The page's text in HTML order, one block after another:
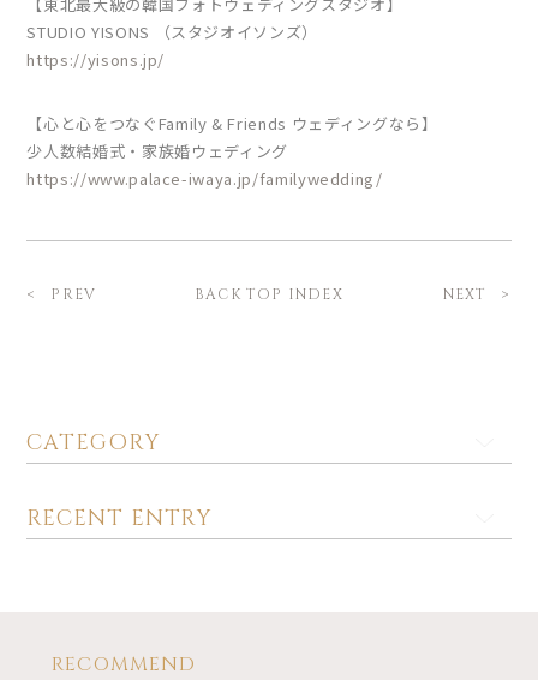
CATEGORY
RECENT ENTRY
【東北最大級の韓国フォトウェディングスタジオ】
STUDIO YISONS （スタジオイソンズ）
https://yisons.jp/
【心と心をつなぐFamily & Friends ウェディングなら】
少人数結婚式・家族婚ウェディング
https://www.palace-iwaya.jp/familywedding/
PREV BACK TOP INDEX NEXT
RECOMMEND